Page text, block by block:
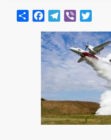
ShareFacebookTelegram
Viber